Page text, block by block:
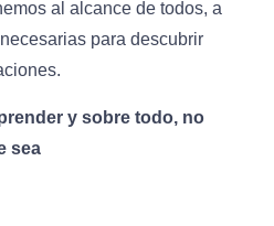
al alcance de todos, a
para descubrir
y sobre todo, no
sea